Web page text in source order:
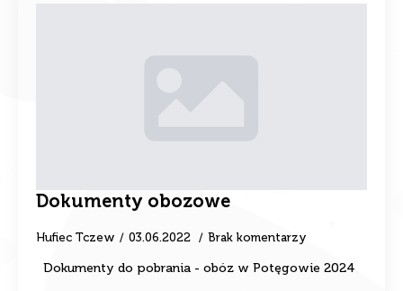
Dokumenty obozowe
Hufiec Tczew 03.06.2022 Brak komentarzy
Dokumenty do pobrania - obóz w Potęgowie 2024